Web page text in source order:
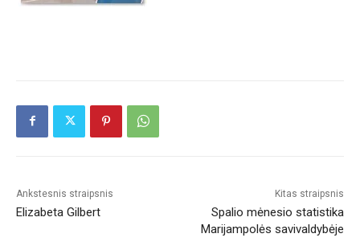
Ankstesnis straipsnis
Elizabeta Gilbert
Kitas straipsnis
Spalio mėnesio statistika
Marijampolės savivaldybėje